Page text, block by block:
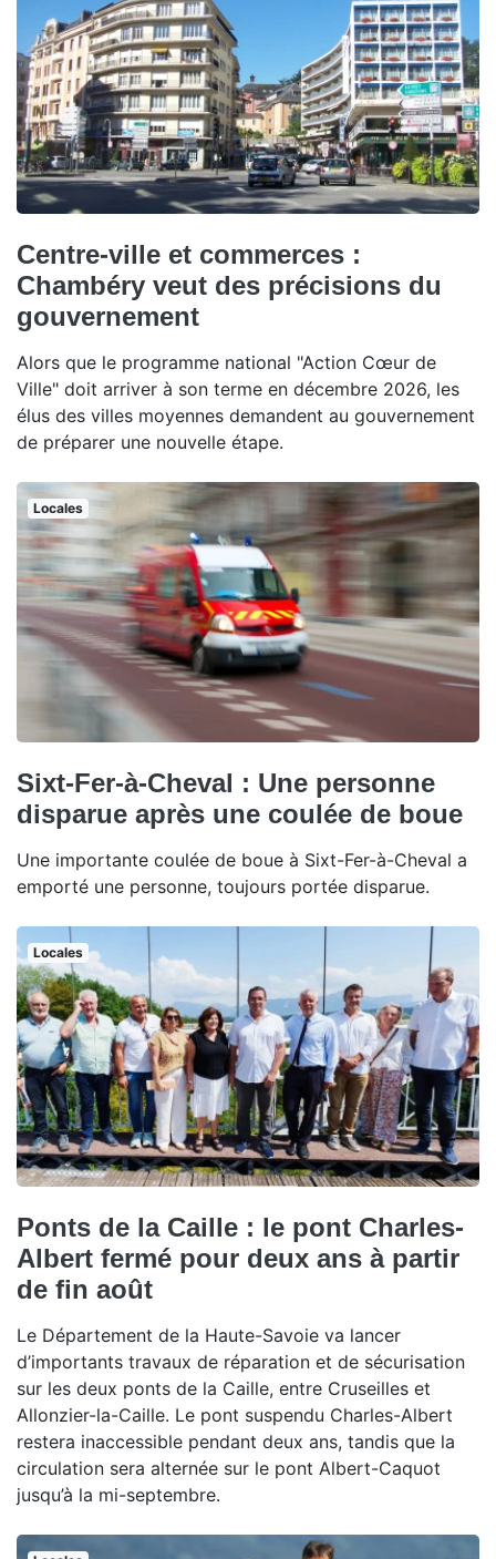
Centre-ville et commerces :
Chambéry veut des précisions du
gouvernement
Alors que le programme national "Action Cœur de
Ville" doit arriver à son terme en décembre 2026, les
élus des villes moyennes demandent au gouvernement
de préparer une nouvelle étape.
Locales
Sixt-Fer-à-Cheval : Une personne
disparue après une coulée de boue
Une importante coulée de boue à Sixt-Fer-à-Cheval a
emporté une personne, toujours portée disparue.
Locales
Ponts de la Caille : le pont Charles-
Albert fermé pour deux ans à partir
de fin août
Le Département de la Haute-Savoie va lancer
d’importants travaux de réparation et de sécurisation
sur les deux ponts de la Caille, entre Cruseilles et
Allonzier-la-Caille. Le pont suspendu Charles-Albert
restera inaccessible pendant deux ans, tandis que la
circulation sera alternée sur le pont Albert-Caquot
jusqu’à la mi-septembre.